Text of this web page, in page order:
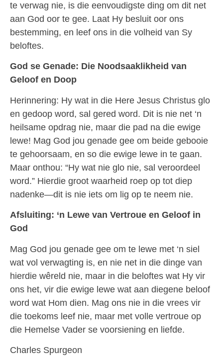
te verwag nie, is die eenvoudigste ding om dit net
aan God oor te gee. Laat Hy besluit oor ons
bestemming, en leef ons in die volheid van Sy
beloftes.
God se Genade: Die Noodsaaklikheid van
Geloof en Doop
Herinnering: Hy wat in die Here Jesus Christus glo
en gedoop word, sal gered word. Dit is nie net ‘n
heilsame opdrag nie, maar die pad na die ewige
lewe! Mag God jou genade gee om beide gebooie
te gehoorsaam, en so die ewige lewe in te gaan.
Maar onthou: “Hy wat nie glo nie, sal veroordeel
word.” Hierdie groot waarheid roep op tot diep
nadenke—dit is nie iets om lig op te neem nie.
Afsluiting: ‘n Lewe van Vertroue en Geloof in
God
Mag God jou genade gee om te lewe met ‘n siel
wat vol verwagting is, en nie net in die dinge van
hierdie wêreld nie, maar in die beloftes wat Hy vir
ons het, vir die ewige lewe wat aan diegene beloof
word wat Hom dien. Mag ons nie in die vrees vir
die toekoms leef nie, maar met volle vertroue op
die Hemelse Vader se voorsiening en liefde.
Charles Spurgeon